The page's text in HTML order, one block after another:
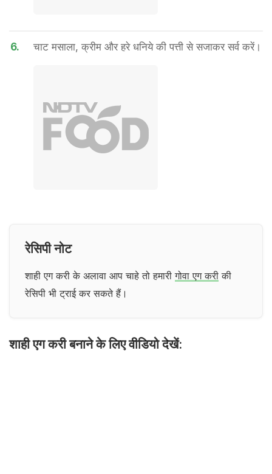
6. चाट मसाला, क्रीम और हरे धनिये की पत्ती से सजाकर सर्व करें।
रेसिपी नोट
शाही एग करी के अलावा आप चाहे तो हमारीगोवा एग करी की
रेसिपी भी ट्राई कर सकते हैं।
शाही एग करी बनाने के लिए वीडियो देखें: